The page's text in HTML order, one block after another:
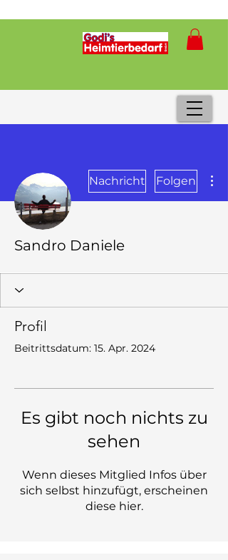
Nachricht Folgen
Sandro Daniele
Profil
Beitrittsdatum: 15. Apr. 2024
Es gibt noch nichts zu
sehen
Wenn dieses Mitglied Infos über
sich selbst hinzufügt, erscheinen
diese hier.